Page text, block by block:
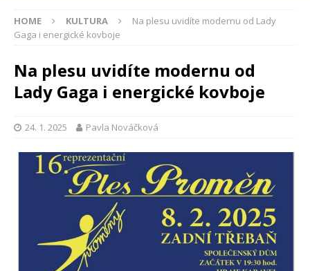
HOME KULTURA
Na plesu uvidíte modernu od Lady
Gaga i energické kovboje
Na plesu uvidíte modernu od
Lady Gaga i energické kovboje
24. 1. 2025 Pavla Nováčková